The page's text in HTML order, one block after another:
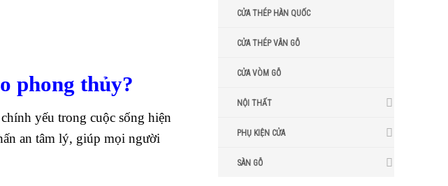
phong thủy?
yếu trong cuộc sống hiện
an tâm lý, giúp mọi người
CỬA THÉP HÀN QUỐC
CỬA THÉP VÂN GỖ
CỬA VÒM GỖ
NỘI THẤT
PHỤ KIỆN CỬA
SÀN GỖ